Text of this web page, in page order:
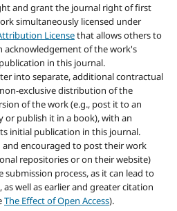
and grant the journal right of first
simultaneously licensed under
Licensethat allows others to
acknowledgement of the work's
in this journal.
into separate, additional contractual
exclusive distribution of the
of the work (e.g., post it to an
publish it in a book), with an
initial publication in this journal.
encouraged to post their work
repositories or on their website)
process, as it can lead to
well as earlier and greater citation
The Effect of Open Access).